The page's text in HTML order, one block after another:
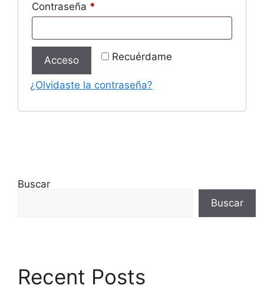
Contraseña *
Recuérdame
Acceso
¿Olvidaste la contraseña?
Buscar
Buscar
Recent Posts